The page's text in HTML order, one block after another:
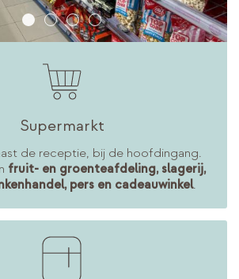
Supermarkt
de receptie, bij de hoofdingang.
fruit- en groenteafdeling, slagerij,
pers en cadeauwinkel.